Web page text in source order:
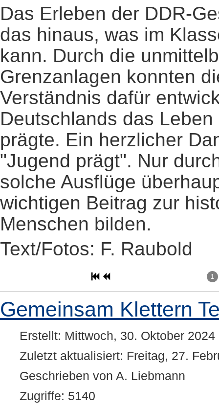
Das Erleben der DDR-
das hinaus, was im
kann. Durch die
Grenzanlagen konnten
Verständnis dafür
Deutschlands das
prägte. Ein herzlicher
"Jugend prägt". Nur
solche Ausflüge
wichtigen Beitrag zur
Menschen bilden.
Text/Fotos: F. Raubold
1
Gemeinsam Klettern
Erstellt: Mittwoch, 30. Oktober 2024
Zuletzt aktualisiert: Freitag, 27.
Geschrieben von A. Liebmann
Zugriffe: 5140